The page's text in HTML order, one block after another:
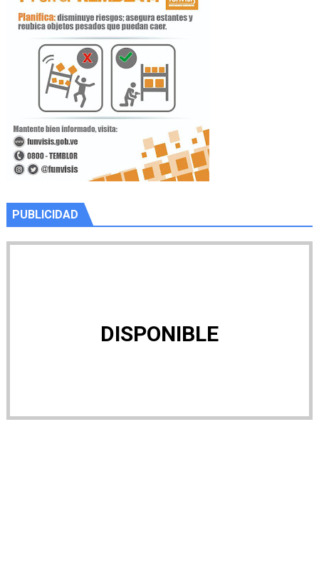
PUBLICIDAD
DISPONIBLE